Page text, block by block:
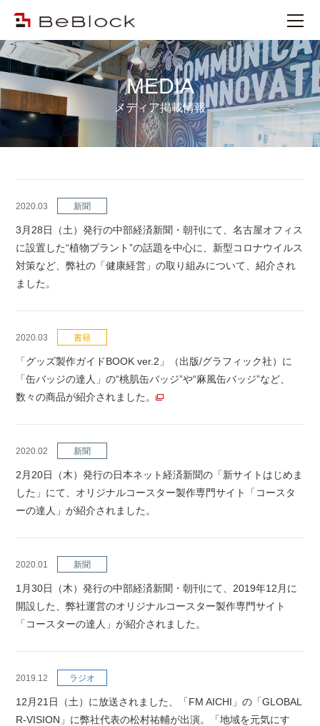
MEDIA
メディア掲載情報
2020.03 新聞
3月28日（土）発行の中部経済新聞・朝刊にて、名古屋オフィス
に設置した“植物プラント”の話題を中心に、新型コロナウイルス
対策など、弊社の「健康経営」の取り組みについて、紹介され
ました。
2020.03 書籍
「グッズ製作ガイドBOOK ver.2」（出版/グラフィック社）に
「缶バッジの達人」の“桃肌缶バッジ”や“麻風缶バッジ”など、
数々の商品が紹介されました。
2020.02 新聞
2月20日（木）発行の日本ネット経済新聞の「新サイトはじめま
した」にて、オリジナルコースター製作専門サイト「コースタ
ーの達人」が紹介されました。
2020.01 新聞
1月30日（木）発行の中部経済新聞・朝刊にて、2019年12月に
開設した、弊社運営のオリジナルコースター製作専門サイト
「コースターの達人」が紹介されました。
2019.12 ラジオ
12月21日（土）に放送されました、「FM AICHI」の「GLOBAL
R-VISION」に弊社代表の松村祐輔が出演。「地域を元気にす